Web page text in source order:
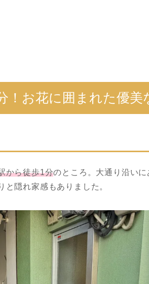
！お花に囲まれた優美
から徒歩1分のところ。大通り沿い
隠れ家感もありました。